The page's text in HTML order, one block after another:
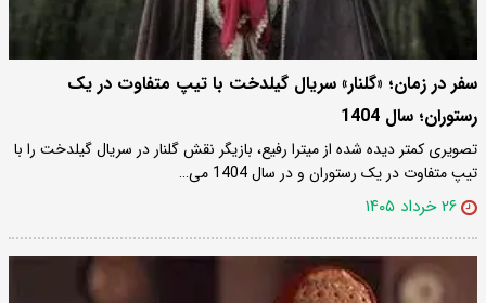
سفر در زمان؛ «گلنار» سریال گیلدخت با تیپ متفاوت در یک
رستوران؛ سال 1404
تصویری کمتر دیده شده از میترا رفیع، بازیگر نقش گلنار در سریال گیلدخت را با
تیپ متفاوت در یک رستوران و در سال 1404 می…
۲۶ خرداد ۱۴۰۵